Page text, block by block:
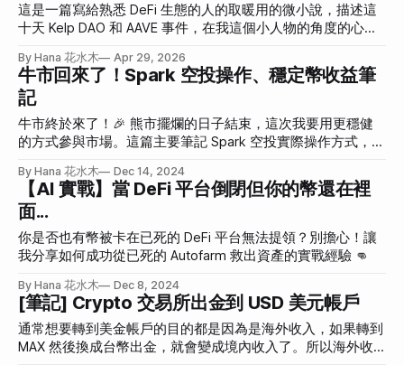
這是一篇寫給熟悉 DeFi 生態的人的取暖用的微小說，描述這
十天 Kelp DAO 和 AAVE 事件，在我這個小人物的角度的心路
By Hana 花水木 Apr 29, 2026
牛市回來了！Spark 空投操作、穩定幣收益筆
記
牛市終於來了！🎉 熊市擺爛的日子結束，這次我要用更穩健
的方式參與市場。這篇主要筆記 Spark 空投實際操作方式，還
By Hana 花水木 Dec 14, 2024
【AI 實戰】當 DeFi 平台倒閉但你的幣還在裡
面...
你是否也有幣被卡在已死的 DeFi 平台無法提領？別擔心！讓
我分享如何成功從已死的 Autofarm 救出資產的實戰經驗 👊
By Hana 花水木 Dec 8, 2024
[筆記] Crypto 交易所出金到 USD 美元帳戶
通常想要轉到美金帳戶的目的都是因為是海外收入，如果轉到
MAX 然後換成台幣出金，就會變成境內收入了。所以海外收